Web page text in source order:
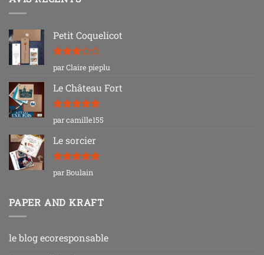
Petit Coquelicot
Note3
sur 5
par Claire pieplu
Le Château Fort
Note5sur
5
par camille155
Le sorcier
Note5sur
5
par Boulain
PAPER AND KRAFT
le blog ecoresponsable